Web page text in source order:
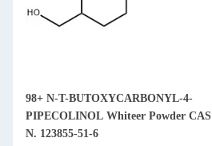
98+ N-T-BUTOXYCARBONYL-4-
PIPECOLINOL Whiteer Powder CAS
N. 123855-51-6